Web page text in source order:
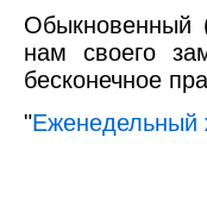
Обыкновенный
нам своего
бесконечное
"Еженедельный